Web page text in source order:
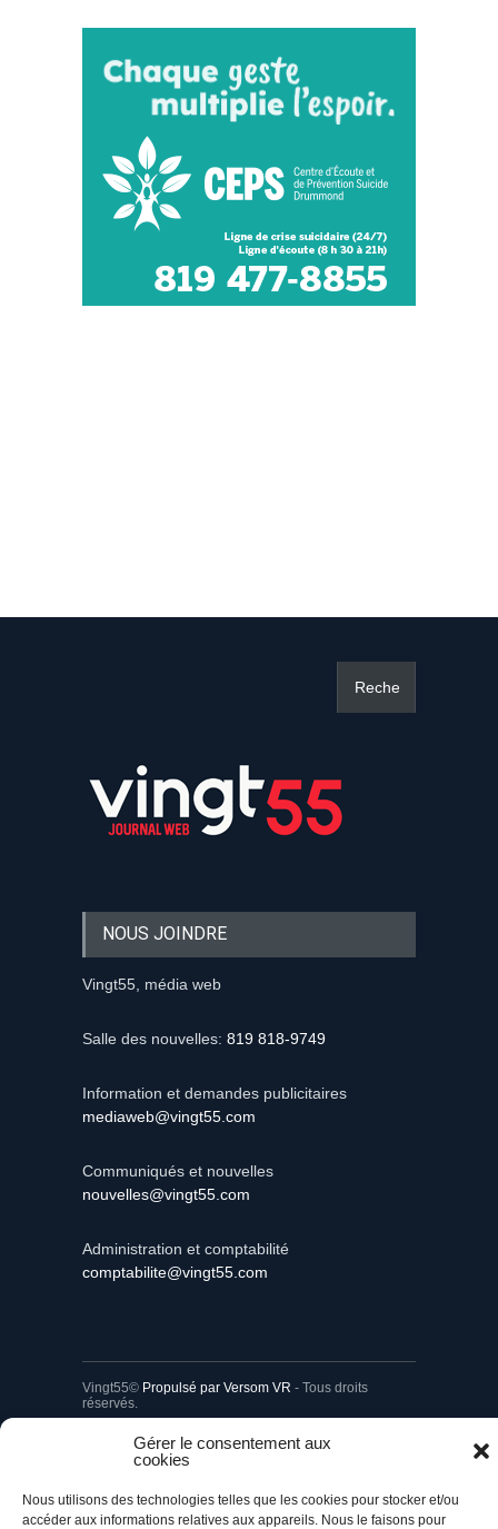
Gérer le consentement aux
cookies
Nous utilisons des technologies telles que les cookies pour stocker et/ou
accéder aux informations relatives aux appareils. Nous le faisons pour
NOUS JOINDRE
Vingt55, média web
Salle des nouvelles: 819 818-9749
Information et demandes publicitaires
mediaweb@vingt55.com
Communiqués et nouvelles
nouvelles@vingt55.com
Administration et comptabilité
comptabilite@vingt55.com
Vingt55© Propulsé par Versom VR
- Tous droits
réservés.